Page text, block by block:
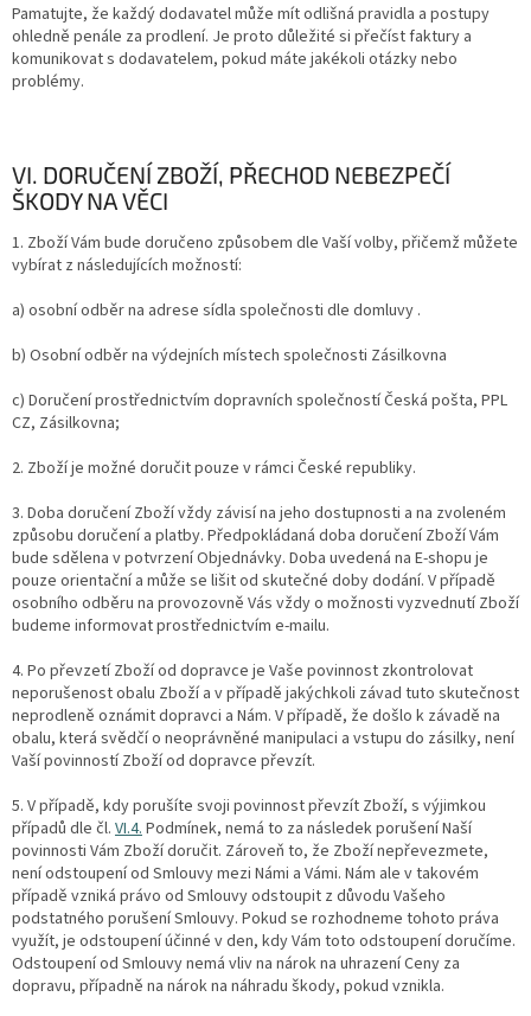
Pamatujte, že každý dodavatel může mít odlišná pravidla a postupy
ohledně penále za prodlení. Je proto důležité si přečíst faktury a
komunikovat s dodavatelem, pokud máte jakékoli otázky nebo
problémy.
VI. DORUČENÍ ZBOŽÍ, PŘECHOD NEBEZPEČÍ
ŠKODY NA VĚCI
1. Zboží Vám bude doručeno způsobem dle Vaší volby, přičemž můžete
vybírat z následujících možností:
a) osobní odběr na adrese sídla společnosti dle domluvy .
b) Osobní odběr na výdejních místech společnosti Zásilkovna
c) Doručení prostřednictvím dopravních společností Česká pošta, PPL
CZ, Zásilkovna;
2. Zboží je možné doručit pouze v rámci České republiky.
3. Doba doručení Zboží vždy závisí na jeho dostupnosti a na zvoleném
způsobu doručení a platby. Předpokládaná doba doručení Zboží Vám
bude sdělena v potvrzení Objednávky. Doba uvedená na E-shopu je
pouze orientační a může se lišit od skutečné doby dodání. V případě
osobního odběru na provozovně Vás vždy o možnosti vyzvednutí Zboží
budeme informovat prostřednictvím e-mailu.
4. Po převzetí Zboží od dopravce je Vaše povinnost zkontrolovat
neporušenost obalu Zboží a v případě jakýchkoli závad tuto skutečnost
neprodleně oznámit dopravci a Nám. V případě, že došlo k závadě na
obalu, která svědčí o neoprávněné manipulaci a vstupu do zásilky, není
Vaší povinností Zboží od dopravce převzít.
5. V případě, kdy porušíte svoji povinnost převzít Zboží, s výjimkou
případů dle čl. VI.4.Podmínek, nemá to za následek porušení Naší
povinnosti Vám Zboží doručit. Zároveň to, že Zboží nepřevezmete,
není odstoupení od Smlouvy mezi Námi a Vámi. Nám ale v takovém
případě vzniká právo od Smlouvy odstoupit z důvodu Vašeho
podstatného porušení Smlouvy. Pokud se rozhodneme tohoto práva
využít, je odstoupení účinné v den, kdy Vám toto odstoupení doručíme.
Odstoupení od Smlouvy nemá vliv na nárok na uhrazení Ceny za
dopravu, případně na nárok na náhradu škody, pokud vznikla.